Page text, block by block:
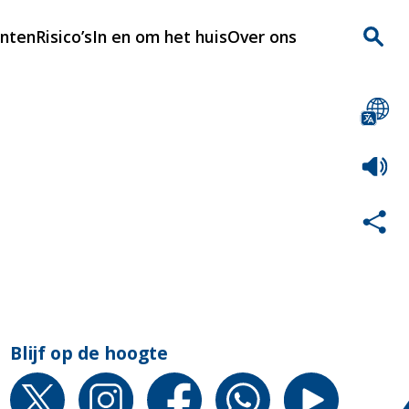
Risico’sIn en om het huisOver ons
Blijf op de hoogte